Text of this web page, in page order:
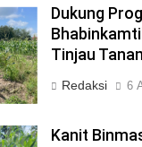
Dukung
Tinjau
Redaksi 6
Kanit
IKLAN
NURGARAHA
SH CALON